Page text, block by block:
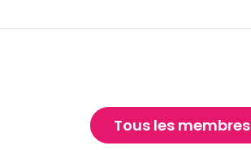
Tous les membres